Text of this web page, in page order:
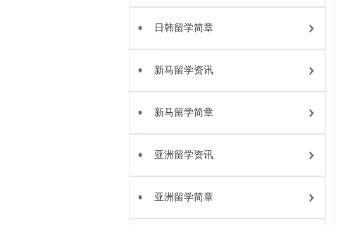
日韩留学简章
新马留学资讯
新马留学简章
亚洲留学资讯
亚洲留学简章